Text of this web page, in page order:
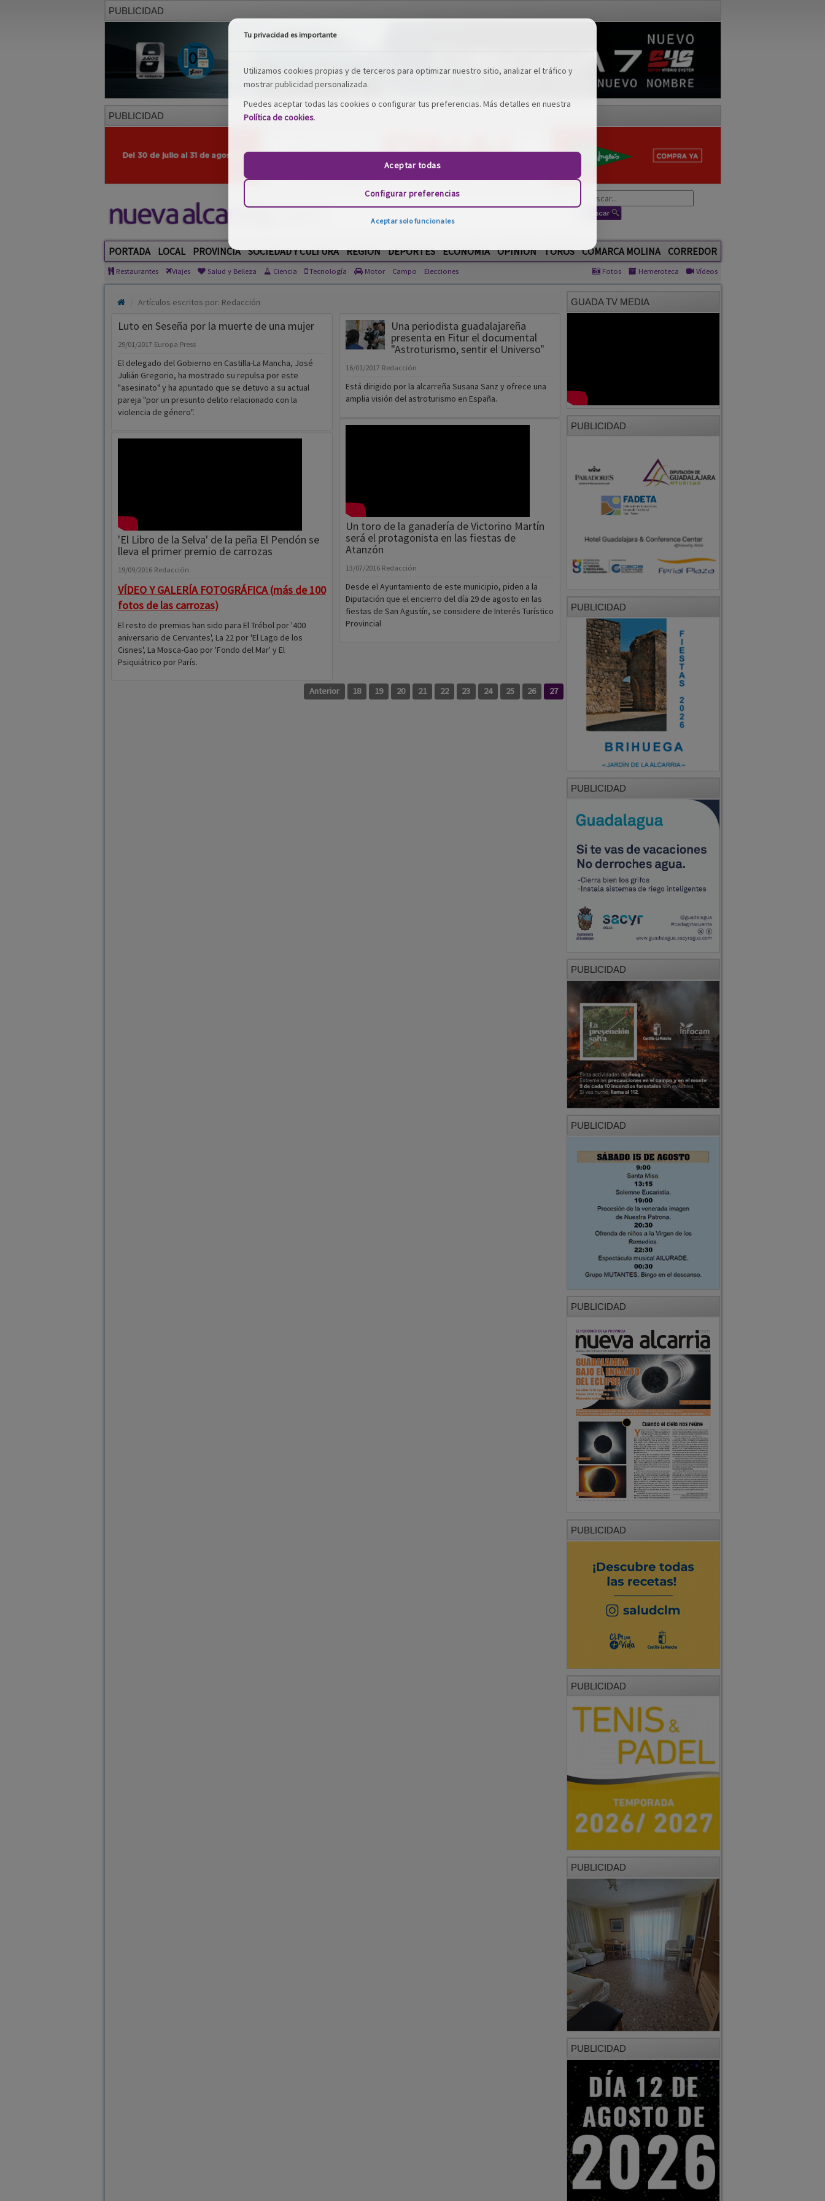
PUBLICIDAD
PUBLICIDAD
PORTADA LOCAL PROVINCIA SOCIEDAD Y CULTURA REGIÓN DEPORTES ECONOMÍA OPINIÓN TOROS COMARCA MOLINA CORREDOR
Restaurantes Viajes Salud y Belleza Ciencia Tecnología Motor Campo Elecciones Fotos Hemeroteca Vídeos
Artículos escritos por: Redacción
Luto en Seseña por la muerte de una mujer
29/01/2017 Europa Press
El delegado del Gobierno en Castilla-La Mancha, José
Julián Gregorio, ha mostrado su repulsa por este
"asesinato" y ha apuntado que se detuvo a su actual
pareja "por un presunto delito relacionado con la
violencia de género".
'El Libro de la Selva' de la peña El Pendón se
lleva el primer premio de carrozas
19/09/2016 Redacción
VÍDEO Y GALERÍA FOTOGRÁFICA (más de 100
fotos de las carrozas)
El resto de premios han sido para El Trébol por '400
aniversario de Cervantes', La 22 por 'El Lago de los
Cisnes', La Mosca-Gao por 'Fondo del Mar' y El
Psiquiátrico por París.
Una periodista guadalajareña
presenta en Fitur el documental
"Astroturismo, sentir el Universo"
16/01/2017 Redacción
Está dirigido por la alcarreña Susana Sanz y ofrece una
amplia visión del astroturismo en España.
Un toro de la ganadería de Victorino Martín
será el protagonista en las fiestas de
Atanzón
13/07/2016 Redacción
Desde el Ayuntamiento de este municipio, piden a la
Diputación que el encierro del día 29 de agosto en las
fiestas de San Agustín, se considere de Interés Turístico
Provincial
Anterior 18 19 20 21 22 23 24 25 26 27
GUADA TV MEDIA
PUBLICIDAD
PUBLICIDAD
PUBLICIDAD
PUBLICIDAD
PUBLICIDAD
PUBLICIDAD
PUBLICIDAD
PUBLICIDAD
PUBLICIDAD
PUBLICIDAD
Tu privacidad es importante
Utilizamos cookies propias y de terceros para optimizar nuestro sitio, analizar el tráfico y
mostrar publicidad personalizada.
Puedes aceptar todas las cookies o configurar tus preferencias. Más detalles en nuestra
Política de cookies.
Aceptar todas
Configurar preferencias
Aceptar solo funcionales